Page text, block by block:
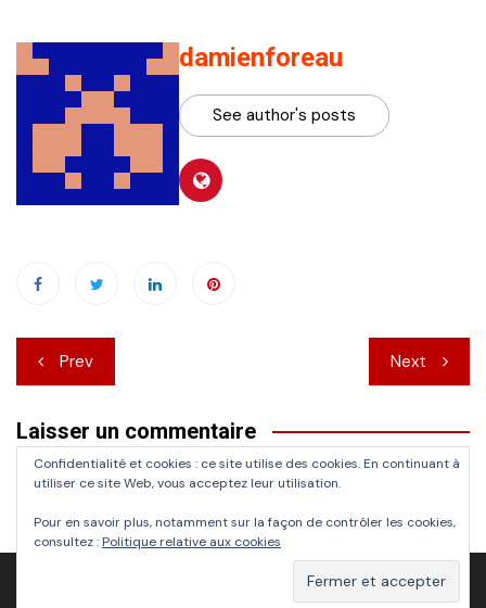
damienforeau
See author's posts
Navigation
de
l’article
Prev Next
Laisser un commentaire
Vous devezvous connecterpour publier un commentaire.
Confidentialité et cookies : ce site utilise des cookies. En continuant à
utiliser ce site Web, vous acceptez leur utilisation.
Pour en savoir plus, notamment sur la façon de contrôler les cookies,
consultez : Politique relative aux cookies